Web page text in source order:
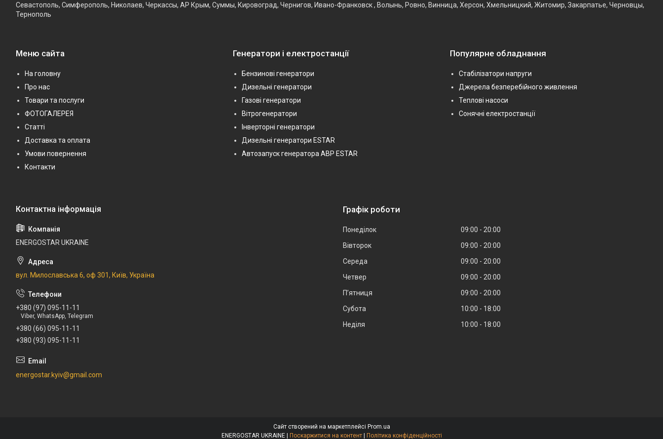
Севастополь, Симферополь, Николаев, Черкассы, АР Крым, Суммы, Кировоград, Чернигов, Ивано-Франковск , Волынь, Ровно, Винница, Херсон, Хмельницкий, Житомир, Закарпатье, Черновцы,
Тернополь
Меню сайта
На головну
Про нас
Товари та послуги
ФОТОГАЛЕРЕЯ
Статті
Доставка та оплата
Умови повернення
Контакти
Генератори і електростанції
Бензинові генератори
Дизельні генератори
Газові генератори
Вітрогенератори
Інверторні генератори
Дизельні генератори ESTAR
Автозапуск генератора АВР ESTAR
Популярне обладнання
Стабілізатори напруги
Джерела безперебійного живлення
Теплові насоси
Сонячні електростанції
ENERGOSTAR UKRAINE
вул. Милославська 6, оф 301, Київ, Україна
+380 (97) 095-11-11
Viber, WhatsApp, Telegram
+380 (66) 095-11-11
+380 (93) 095-11-11
energostar.kyiv@gmail.com
Графік роботи
Понеділок 09:00
20:00
Вівторок
09:00
20:00
Середа
09:00
20:00
Четвер
09:00
20:00
Пʼятниця
09:00
20:00
Субота
10:00
18:00
Неділя
10:00 18:00
Сайт створений на маркетплейсі Prom.ua
Поскаржитися на контент Політика конфіденційності